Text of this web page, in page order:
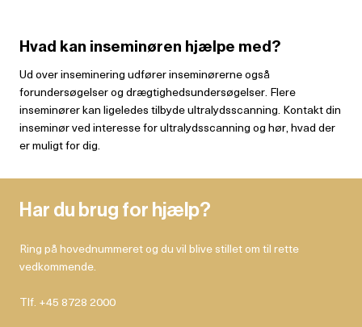
Hvad kan inseminøren hjælpe med?
Ud over inseminering udfører inseminørerne også
forundersøgelser og drægtighedsundersøgelser. Flere
inseminører kan ligeledes tilbyde ultralydsscanning. Kontakt din
inseminør ved interesse for ultralydsscanning og hør, hvad der
er muligt for dig.
Har du brug for hjælp?
Ring på hovednummeret og du vil blive stillet om til rette
vedkommende.
Tlf. +45 8728 2000